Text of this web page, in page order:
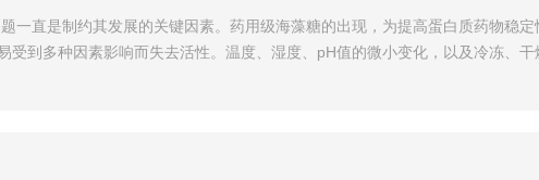
一直是制约其发展的关键因素。药用级海藻糖的出现，为提高蛋白质药物稳
受到多种因素影响而失去活性。温度、湿度、pH值的微小变化，以及冷冻、